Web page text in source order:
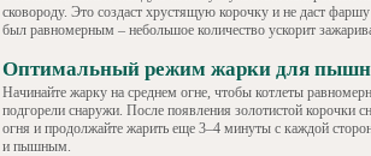
сковороду. Это создаст хрустящую корочку и не даст
был равномерным – небольшое количество ускорит
Оптимальный режим жарки для
Начинайте жарку на среднем огне, чтобы котлеты
подгорели снаружи. После появления золотистой корочки
огня и продолжайте жарить еще 3–4 минуты с каждой
и пышным.